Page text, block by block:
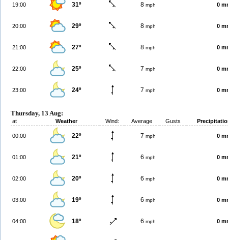
19:00 31º 8 mph 0
20:00 29º 8 mph 0
21:00 27º 8 mph 0
22:00 25º 7 mph 0
23:00 24º 7 mph 0
Thursday, 13 Aug:
at Weather Wind: Average Gusts
00:00 22º 7 mph 0
01:00 21º 6 mph 0
02:00 20º 6 mph 0
03:00 19º 6 mph 0
04:00 18º 6 mph 0